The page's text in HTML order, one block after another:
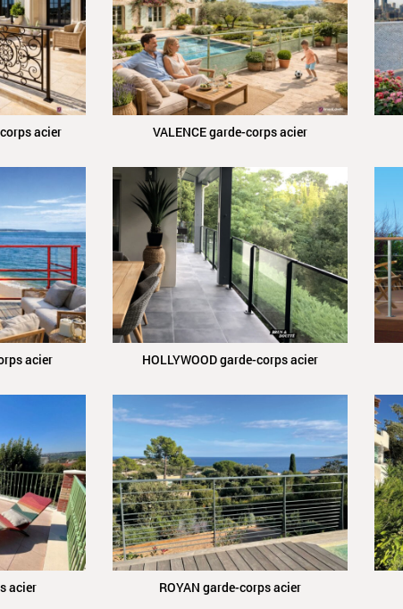
acier VALENCE garde-corps acier
acier HOLLYWOOD garde-corps acier
acier ROYAN garde-corps acier